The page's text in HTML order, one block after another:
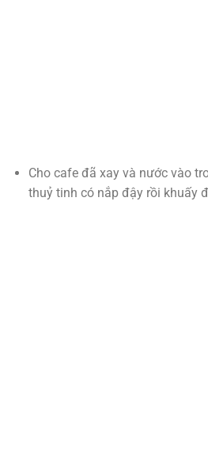
Cho cafe đã xay và nước vào
thuỷ tinh có nắp đậy rồi khuấy